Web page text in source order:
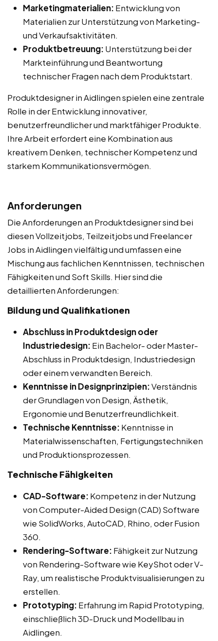
Marketingmaterialien: Entwicklung von
Materialien zur Unterstützung von Marketing-
und Verkaufsaktivitäten.
Produktbetreuung: Unterstützung bei der
Markteinführung und Beantwortung
technischer Fragen nach dem Produktstart.
Produktdesigner in Aidlingen spielen eine zentrale
Rolle in der Entwicklung innovativer,
benutzerfreundlicher und marktfähiger Produkte.
Ihre Arbeit erfordert eine Kombination aus
kreativem Denken, technischer Kompetenz und
starkem Kommunikationsvermögen.
Anforderungen
Die Anforderungen an Produktdesigner sind bei
diesen Vollzeitjobs, Teilzeitjobs und Freelancer
Jobs in Aidlingen vielfältig und umfassen eine
Mischung aus fachlichen Kenntnissen, technischen
Fähigkeiten und Soft Skills. Hier sind die
detaillierten Anforderungen:
Bildung und Qualifikationen
Abschluss in Produktdesign oder
Industriedesign: Ein Bachelor- oder Master-
Abschluss in Produktdesign, Industriedesign
oder einem verwandten Bereich.
Kenntnisse in Designprinzipien:Verständnis
der Grundlagen von Design, Ästhetik,
Ergonomie und Benutzerfreundlichkeit.
Technische Kenntnisse: Kenntnisse in
Materialwissenschaften, Fertigungstechniken
und Produktionsprozessen.
Technische Fähigkeiten
CAD-Software: Kompetenz in der Nutzung
von Computer-Aided Design (CAD) Software
wie SolidWorks, AutoCAD, Rhino, oder Fusion
360.
Rendering-Software: Fähigkeit zur Nutzung
von Rendering-Software wie KeyShot oder V-
Ray, um realistische Produktvisualisierungen zu
erstellen.
Prototyping: Erfahrung im Rapid Prototyping,
einschließlich 3D-Druck und Modellbau in
Aidlingen.